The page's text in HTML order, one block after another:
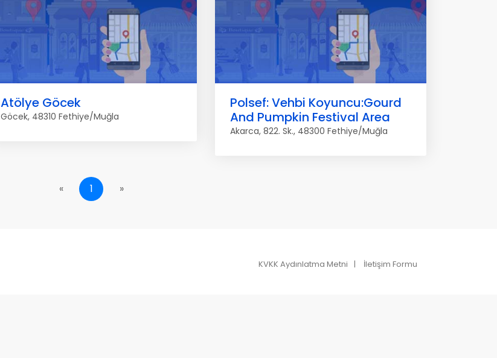
Atölye Göcek
Göcek, 48310 Fethiye/Muğla
Polsef: Vehbi Koyuncu:Gourd
And Pumpkin Festival Area
Akarca, 822. Sk., 48300 Fethiye/Muğla
« 1 »
KVKK Aydınlatma Metni İletişim Formu